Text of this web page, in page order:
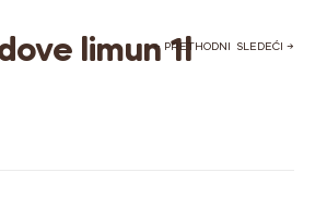
← PRETHODNI SLEDEĆI →
limun 1l